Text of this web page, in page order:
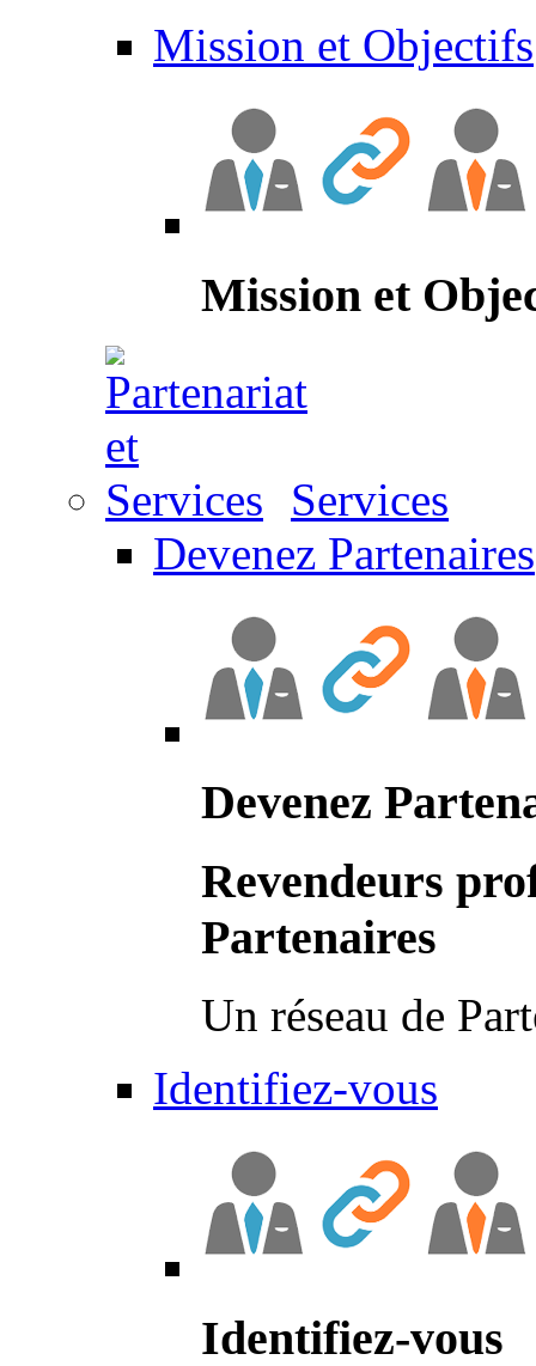
Mission et Objectifs
Mission et
Services
Devenez Partenaires
Devenez
Revendeurs
Partenaires
Un réseau de
Identifiez-vous
Identifiez-vous